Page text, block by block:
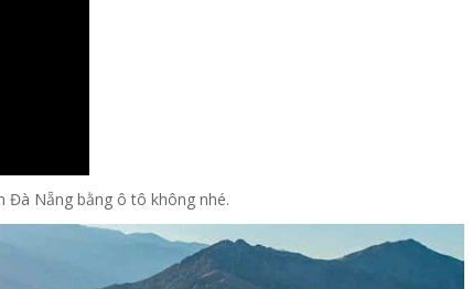
Đà Nẵng bằng ô tô không nhé.